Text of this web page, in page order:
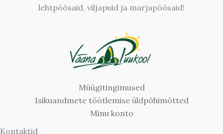
lehtpõõsaid, viljapuid ja marjapõõsaid!
Müügitingimused
Isikuandmete töötlemise üldpõhimõtted
Minu konto
Kontaktid